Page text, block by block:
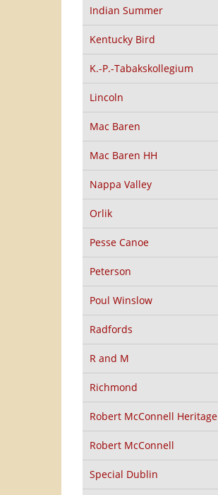
Indian Summer
Kentucky Bird
K.-P.-Tabakskollegium
Lincoln
Mac Baren
Mac Baren HH
Nappa Valley
Orlik
Pesse Canoe
Peterson
Poul Winslow
Radfords
R and M
Richmond
Robert McConnell Heritage
Robert McConnell
Special Dublin